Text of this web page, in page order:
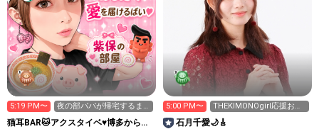
5:19 PM〜
夜の部パパが帰宅するま
で家計簿
猫耳BAR🐱アクスタイベ♥️博多からあ
5:00 PM〜
THEKIMONOgirl応援お願
いします!
石月千愛🌙🎸